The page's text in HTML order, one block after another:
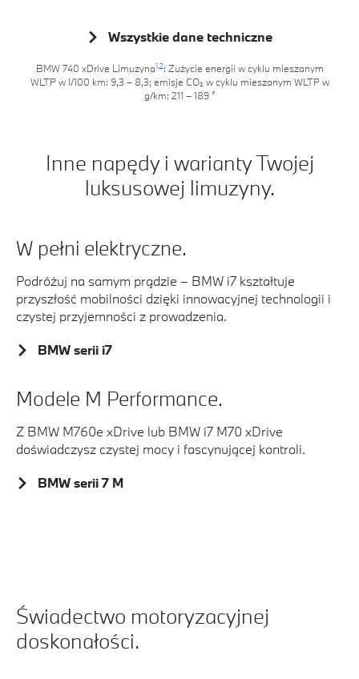
6
7
8
Wszystkie dane techniczne
BMW 740 xDrive Limuzyna1,2: Zużycie energii w cyklu mieszanym
WLTP w l/100 km: 9,3 – 8,3; emisje CO₂ w cyklu mieszanym WLTP w
g/km: 211 – 189 *
Inne napędy i warianty Twojej
luksusowej limuzyny.
W pełni elektryczne.
Podróżuj na samym prądzie – BMW i7 kształtuje
przyszłość mobilności dzięki innowacyjnej technologii i
czystej przyjemności z prowadzenia.
BMW serii i7
Modele M Performance.
Z BMW M760e xDrive lub BMW i7 M70 xDrive
doświadczysz czystej mocy i fascynującej kontroli.
BMW serii 7 M
Świadectwo motoryzacyjnej
doskonałości.